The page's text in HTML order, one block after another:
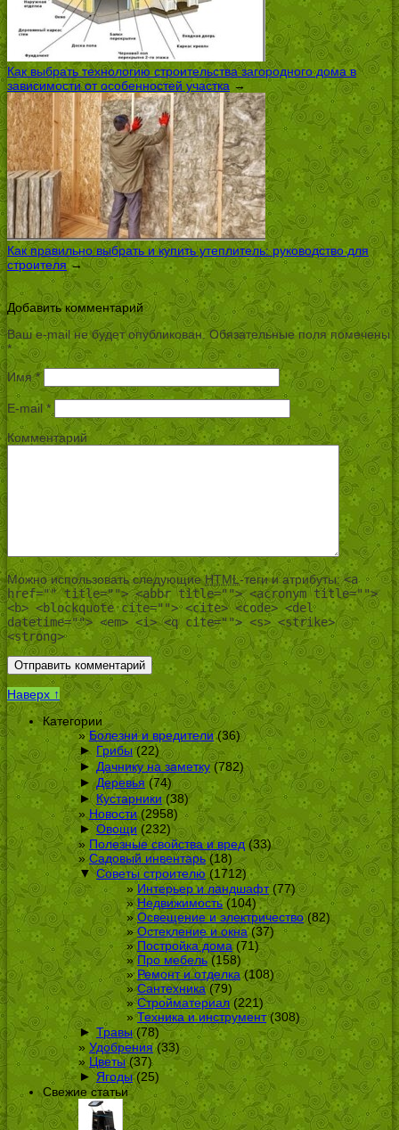
Как выбрать технологию строительства загородного дома в
зависимости от особенностей участка →
Как правильно выбрать и купить утеплитель: руководство для
строителя→
Добавить комментарий
Ваш e-mail не будет опубликован.Обязательные поля помечены
*
Имя*
E-mail *
Комментарий
Можно использовать следующиеHTML-теги и атрибуты:<a
href="" title=""> <abbr title=""> <acronym title="">
<b> <blockquote cite=""> <cite> <code> <del
datetime=""> <em> <i> <q cite=""> <s> <strike>
<strong>
Наверх ↑
Категории
Болезни и вредители(36)
► Грибы(22)
► Дачнику на заметку(782)
► Деревья (74)
► Кустарники (38)
Новости(2958)
► Овощи(232)
Полезные свойства и вред(33)
Садовый инвентарь(18)
▼ Советы строителю (1712)
Интерьер и ландшафт(77)
Недвижимость(104)
Освещение и электричество(82)
Остекление и окна(37)
Постройка дома (71)
Про мебель(158)
Ремонт и отделка(108)
Сантехника(79)
Стройматериал(221)
Техника и инструмент(308)
► Травы(78)
Удобрения(33)
Цветы(37)
► Ягоды(25)
Свежие статьи